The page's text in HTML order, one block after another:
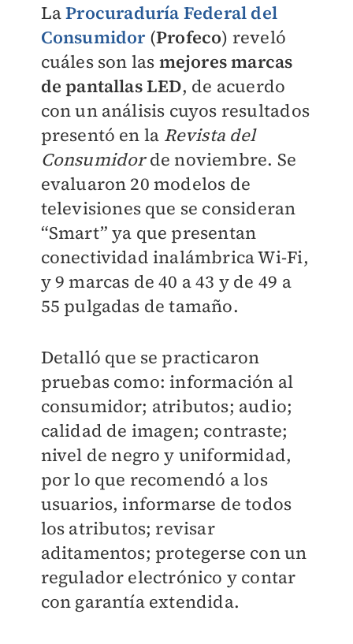
LaProcuraduría Federal del
Consumidor(Profeco) reveló
cuáles son las mejores marcas
de pantallas LED, de acuerdo
con un análisis cuyos resultados
presentó en la Revista del
Consumidorde noviembre. Se
evaluaron 20 modelos de
televisiones que se consideran
“Smart” ya que presentan
conectividad inalámbrica Wi-Fi,
y 9 marcas de 40 a 43 y de 49 a
55 pulgadas de tamaño.
Detalló que se practicaron
pruebas como: información al
consumidor; atributos; audio;
calidad de imagen; contraste;
nivel de negro y uniformidad,
por lo que recomendó a los
usuarios, informarse de todos
los atributos; revisar
aditamentos; protegerse con un
regulador electrónico y contar
con garantía extendida.